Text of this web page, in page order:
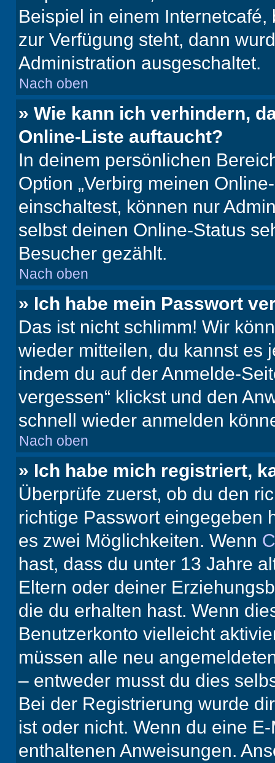
Beispiel in einem
zur Verfügung steht, dann
Administration ausgeschaltet.
Nach oben
» Wie kann ich verhindern,
Online-Liste auftaucht?
In deinem persönlichen
Option „Verbirg meinen
einschaltest, können nur
selbst deinen Online-Status
Besucher gezählt.
Nach oben
» Ich habe mein Passwort
Das ist nicht schlimm! Wir
wieder mitteilen, du kannst es
indem du auf der Anmelde-
vergessen“ klickst und den
schnell wieder anmelden
Nach oben
» Ich habe mich registriert,
Überprüfe zuerst, ob du den
richtige Passwort eingegeben
es zwei Möglichkeiten. Wenn
hast, dass du unter 13 Jahre
Eltern oder deiner
die du erhalten hast. Wenn
Benutzerkonto vielleicht
müssen alle neu
– entweder musst du dies
Bei der Registrierung wurde
ist oder nicht. Wenn du eine
enthaltenen Anweisungen.